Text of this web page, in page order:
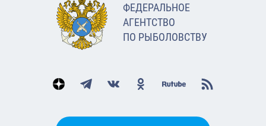
ФЕДЕРАЛЬНОЕ
АГЕНТСТВО
ПО РЫБОЛОВСТВУ